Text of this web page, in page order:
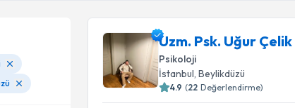
Uzm. Psk. Uğur Çelik
Psikoloji
İstanbul, Beylikdüzü
4.9 (22 Değerlendirme)